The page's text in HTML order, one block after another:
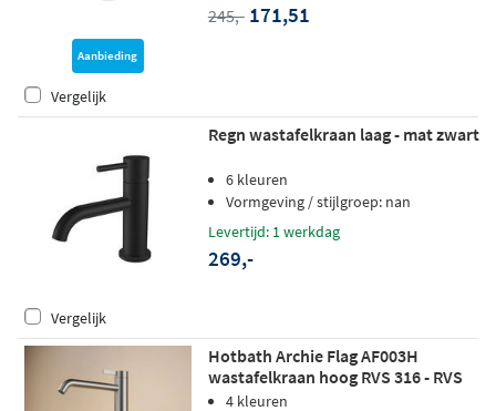
Aanbieding
245,- 171,51
Vergelijk
Regn wastafelkraan laag - mat zwart
6 kleuren
Vormgeving / stijlgroep: nan
Levertijd: 1 werkdag
269,-
Vergelijk
Hotbath Archie Flag AF003H
wastafelkraan hoog RVS 316 - RVS
4 kleuren